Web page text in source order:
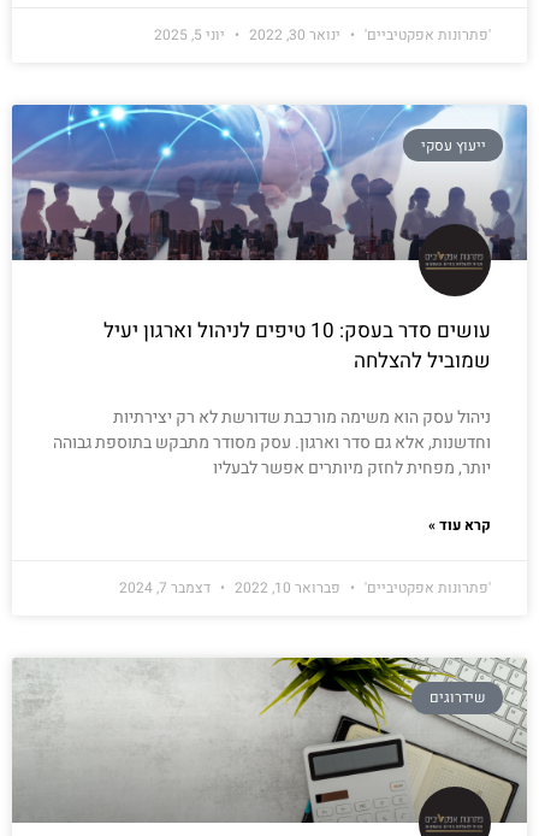
'פתרונות אפקטיביים' ינואר 30, 2022 יוני 5, 2025
ייעוץ עסקי
עושים סדר בעסק: 10 טיפים לניהול וארגון יעיל
שמוביל להצלחה
ניהול עסק הוא משימה מורכבת שדורשת לא רק יצירתיות
וחדשנות, אלא גם סדר וארגון. עסק מסודר מתבקש בתוספת גבוהה
יותר, מפחית לחזק מיותרים אפשר לבעליו
קרא עוד »
'פתרונות אפקטיביים' פברואר 10, 2022 דצמבר 7, 2024
שידרוגים